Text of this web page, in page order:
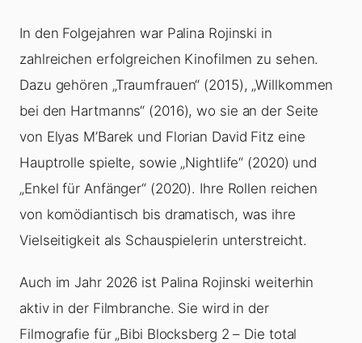
In den Folgejahren war Palina Rojinski in
zahlreichen erfolgreichen Kinofilmen zu sehen.
Dazu gehören „Traumfrauen“ (2015), „Willkommen
bei den Hartmanns“ (2016), wo sie an der Seite
von Elyas M’Barek und Florian David Fitz eine
Hauptrolle spielte, sowie „Nightlife“ (2020) und
„Enkel für Anfänger“ (2020). Ihre Rollen reichen
von komödiantisch bis dramatisch, was ihre
Vielseitigkeit als Schauspielerin unterstreicht.
Auch im Jahr 2026 ist Palina Rojinski weiterhin
aktiv in der Filmbranche. Sie wird in der
Filmografie für „Bibi Blocksberg 2 – Die total